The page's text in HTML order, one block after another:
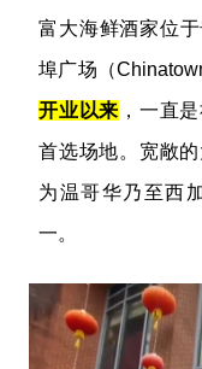
富大海鲜酒家位
埠广场（
开业以来 ，一直
首选场地。宽敞
为温哥华乃至西
一。